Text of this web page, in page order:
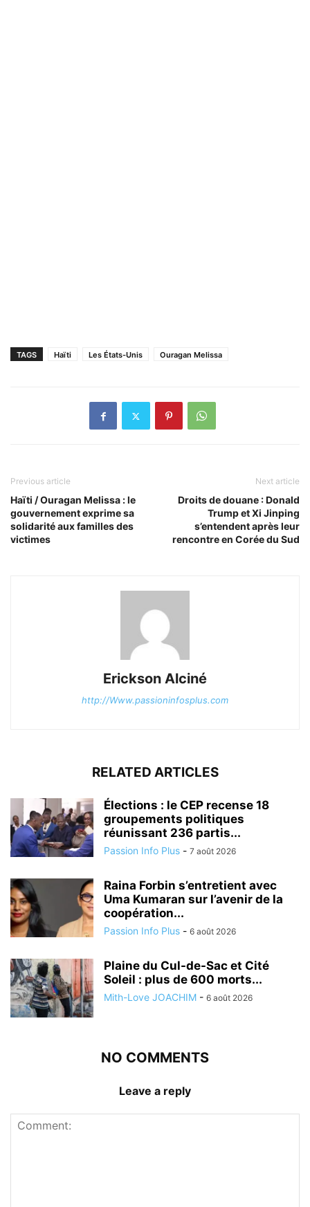
TAGS Haïti Les États-Unis Ouragan Melissa
Previous article
Haïti / Ouragan Melissa : le
gouvernement exprime sa
solidarité aux familles des
victimes
Next article
Droits de douane : Donald
Trump et Xi Jinping
s’entendent après leur
rencontre en Corée du Sud
Erickson Alciné
http://Www.passioninfosplus.com
RELATED ARTICLES
Élections : le CEP recense 18
groupements politiques
réunissant 236 partis...
Passion Info Plus - 7 août 2026
Raina Forbin s’entretient avec
Uma Kumaran sur l’avenir de la
coopération...
Passion Info Plus - 6 août 2026
Plaine du Cul-de-Sac et Cité
Soleil : plus de 600 morts...
Mith-Love JOACHIM - 6 août 2026
NO COMMENTS
Leave a reply